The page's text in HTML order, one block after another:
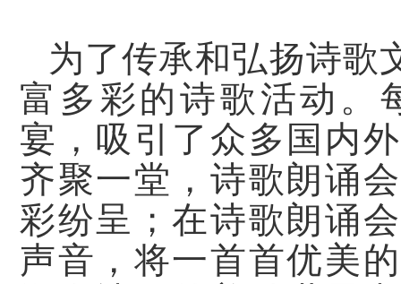
为了传承和弘扬诗歌
富多彩的诗歌活动。
宴，吸引了众多国内
齐聚一堂，诗歌朗诵
彩纷呈；在诗歌朗诵
声音，将一首首优美